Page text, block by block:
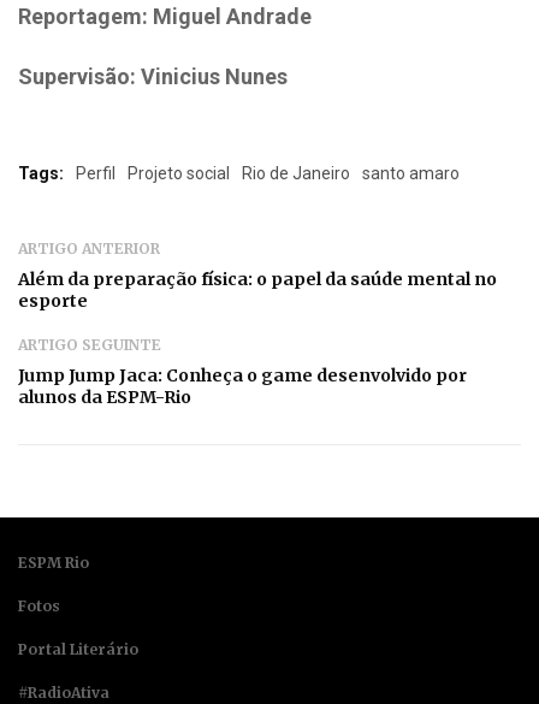
Reportagem: Miguel Andrade
Supervisão: Vinicius Nunes
Tags: Perfil Projeto social Rio de Janeiro santo amaro
ARTIGO ANTERIOR
Além da preparação física: o papel da saúde mental no
esporte
ARTIGO SEGUINTE
Jump Jump Jaca: Conheça o game desenvolvido por
alunos da ESPM-Rio
ESPM Rio
Fotos
Portal Literário
#RadioAtiva